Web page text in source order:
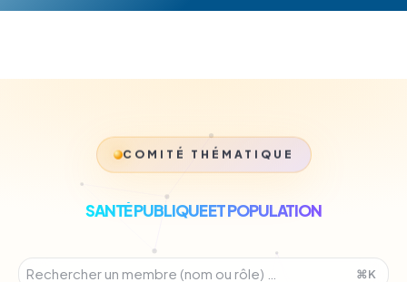
COMITÉ THÉMATIQUE
SANTÉ PUBLIQUE ET POPULATION
⌘K